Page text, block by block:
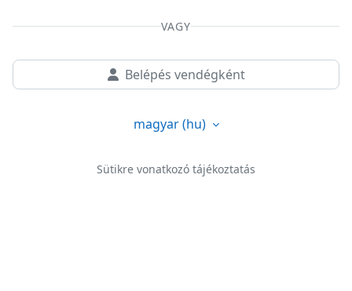
VAGY
Belépés vendégként
magyar ‎(hu)‎
Sütikre vonatkozó tájékoztatás